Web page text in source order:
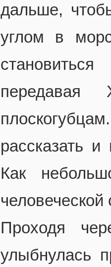
дальше,
углом в
рассказать и
Как
человеческой
Проходя
улыбнулась